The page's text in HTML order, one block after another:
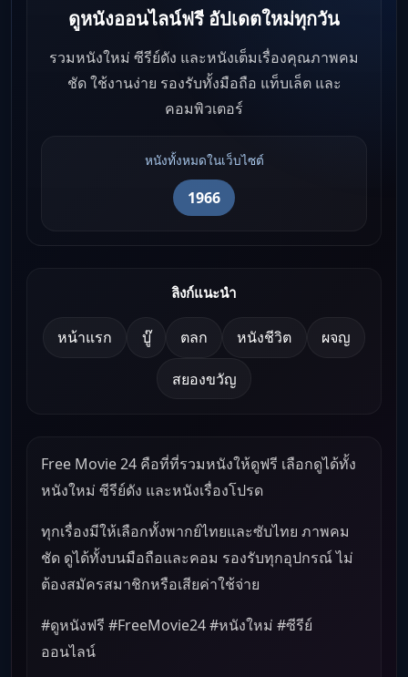
ดูหนังออนไลน์ฟรี อัปเดตใหม่ทุกวัน
รวมหนังใหม่ ซีรีย์ดัง และหนังเต็มเรื่องคุณภาพคม
ชัด ใช้งานง่าย รองรับทั้งมือถือ แท็บเล็ต และ
คอมพิวเตอร์
หนังทั้งหมดในเว็บไซต์
1966
ลิงก์แนะนำ
หน้าแรก บู๊ ตลก หนังชีวิต ผจญ
สยองขวัญ
Free Movie 24 คือที่ที่รวมหนังให้ดูฟรี เลือกดูได้ทั้ง
หนังใหม่ ซีรีย์ดัง และหนังเรื่องโปรด
ทุกเรื่องมีให้เลือกทั้งพากย์ไทยและซับไทย ภาพคม
ชัด ดูได้ทั้งบนมือถือและคอม รองรับทุกอุปกรณ์ ไม่
ต้องสมัครสมาชิกหรือเสียค่าใช้จ่าย
#ดูหนังฟรี #FreeMovie24 #หนังใหม่ #ซีรีย์
ออนไลน์